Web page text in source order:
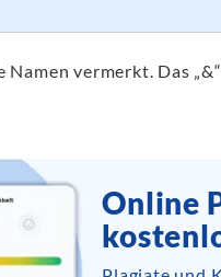
vermerkt. Das
Online